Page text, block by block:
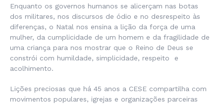
Enquanto os governos humanos se alicerçam nas botas
dos militares, nos discursos de ódio e no desrespeito às
diferenças, o Natal nos ensina a lição da força de uma
mulher, da cumplicidade de um homem e da fragilidade de
uma criança para nos mostrar que o Reino de Deus se
constrói com humildade, simplicidade, respeito e
acolhimento.
Lições preciosas que há 45 anos a CESE compartilha com
movimentos populares, igrejas e organizações parceiras